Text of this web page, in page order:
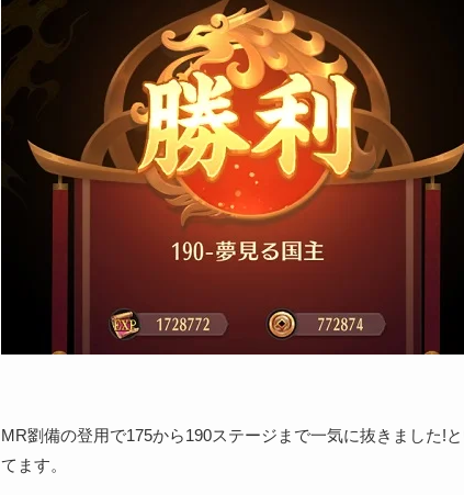
MR劉備の登用で175から190ステージまで一気に抜きました!
てます。